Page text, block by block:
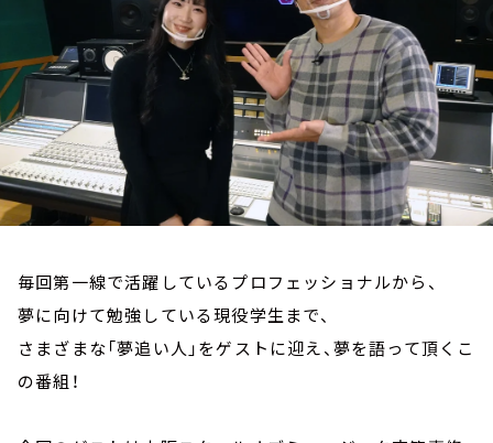
毎回第一線で活躍しているプロフェッショナルから、
夢に向けて勉強している現役学生まで、
さまざまな「夢追い人」をゲストに迎え、夢を語って頂くこ
の番組！